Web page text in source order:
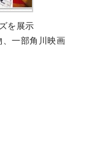
を展示
一部角川映画